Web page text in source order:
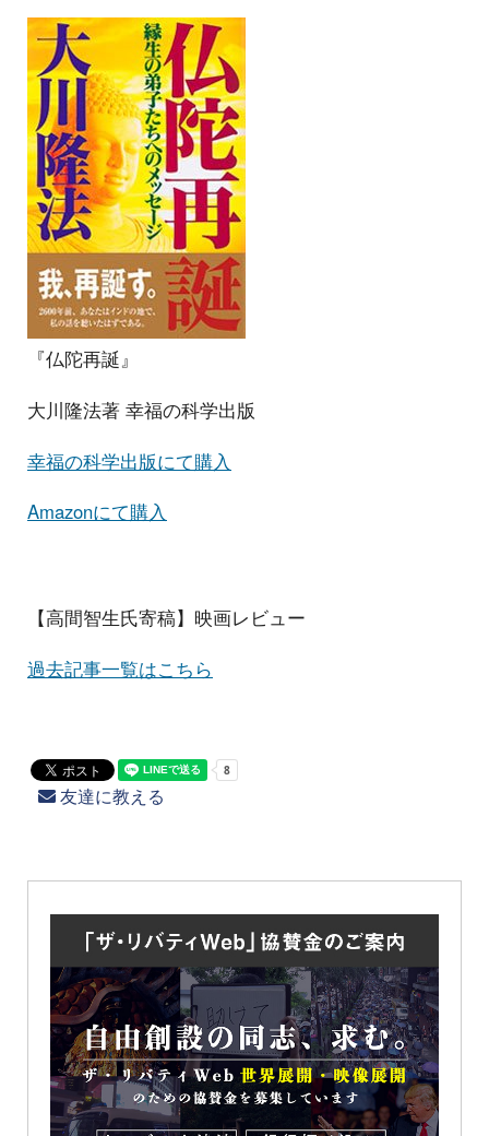
『仏陀再誕』
大川隆法著 幸福の科学出版
幸福の科学出版にて購入
Amazonにて購入
【高間智生氏寄稿】映画レビュー
過去記事一覧はこちら
友達に教える